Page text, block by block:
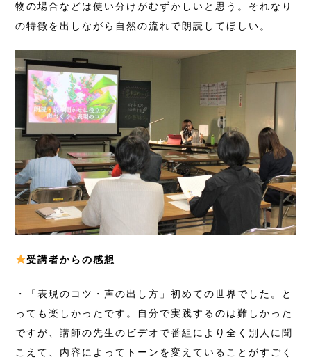
物の場合などは使い分けがむずかしいと思う。それなり
の特徴を出しながら自然の流れで朗読してほしい。
受講者からの感想
・「表現のコツ・声の出し方」初めての世界でした。と
っても楽しかったです。自分で実践するのは難しかった
ですが、講師の先生のビデオで番組により全く別人に聞
こえて、内容によってトーンを変えていることがすごく